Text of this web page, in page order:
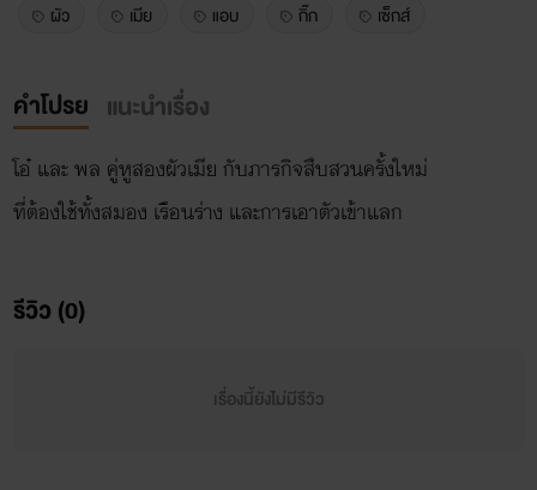
ผัว
เมีย แอบ กิ๊ก เซ็กส์
คำโปรย แนะนำเรื่อง
โอ๋ และ พล คู่หูสองผัวเมีย กับภารกิจสืบสวนครั้งใหม่
ที่ต้องใช้ทั้งสมอง เรือนร่าง และการเอาตัวเข้าแลก
รีวิว (0)
เรื่องนี้ยังไม่มีรีวิว